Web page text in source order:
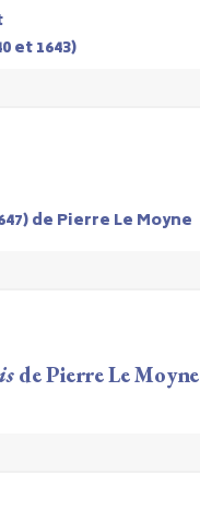
et 1643)
de Pierre Le Moyne
de Pierre Le Moyne